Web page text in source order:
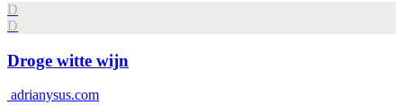
D
D
Droge witte wijn
adrianysus.com